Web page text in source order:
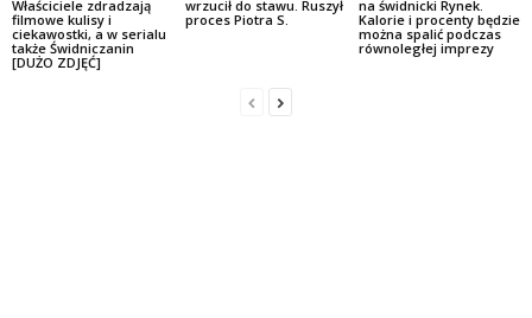
Właściciele zdradzają
filmowe kulisy i
ciekawostki, a w serialu
także Świdniczanin
[DUŻO ZDJĘĆ]
wrzucił do stawu. Ruszył
proces Piotra S.
na świdnicki Rynek.
Kalorie i procenty będzie
można spalić podczas
równoległej imprezy